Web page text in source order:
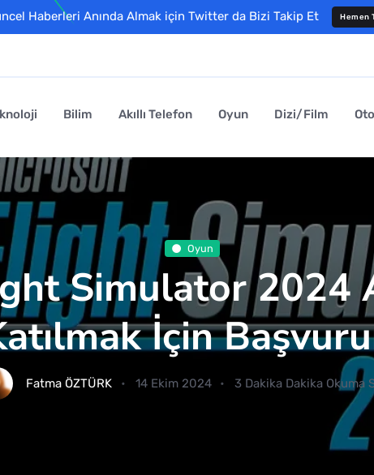
Haberleri Anında Almak için Twitter da Bizi Takip Et Hemen
Bilim Akıllı Telefon Oyun Dizi/Film
Oyun
Simulator 2024
İçin
Fatma ÖZTÜRK 14 Ekim 2024 3 Dakika Dakika Okuma